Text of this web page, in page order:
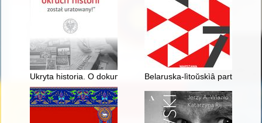
Ukryta historia. O dokumentach Armii Krajowej odnalezionych
Belaruska-lìtoŭskìâ partyzany